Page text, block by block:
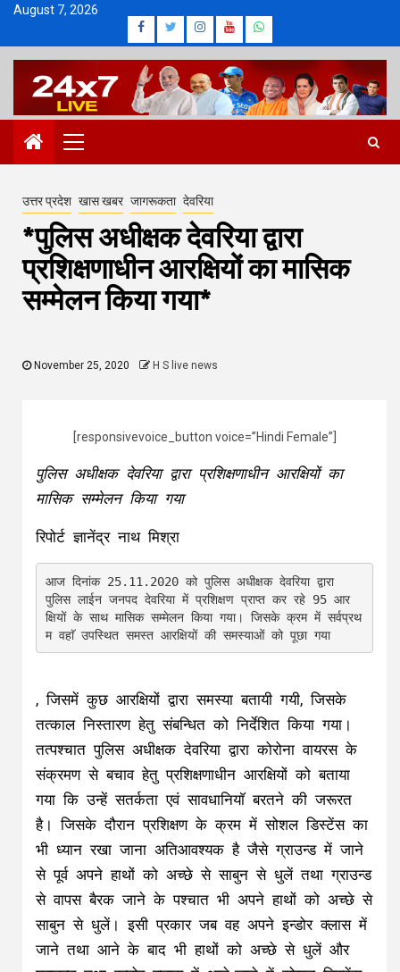
Skip
content
August 7, 2026
Facebook
Twitter
Instagram
Youtube
Whatsapp
Primary
Menu
उत्तर प्रदेश खास खबर जागरूकता देवरिया
*पुलिस अधीक्षक देवरिया द्वारा
प्रशिक्षणाधीन आरक्षियों का मासिक
सम्मेलन किया गया*
November 25, 2020 H S live news
[responsivevoice_button voice=”Hindi Female”]
पुलिस अधीक्षक देवरिया द्वारा प्रशिक्षणाधीन आरक्षियों का
मासिक सम्मेलन किया गया
रिपोर्ट ज्ञानेंद्र नाथ मिश्रा
आज दिनांक 25.11.2020 को पुलिस अधीक्षक देवरिया द्वारा
पुलिस लाईन जनपद देवरिया में प्रशिक्षण प्राप्त कर रहे 95 आर
क्षियों के साथ मासिक सम्मेलन किया गया। जिसके क्रम में सर्वप्रथ
म वहाॅ उपस्थित समस्त आरक्षियों की समस्याओं को पूछा गया
, जिसमें कुछ आरक्षियों द्वारा समस्या बतायी गयी, जिसके
तत्काल निस्तारण हेतु संबन्धित को निर्देशित किया गया।
तत्पश्चात पुलिस अधीक्षक देवरिया द्वारा कोरोना वायरस के
संक्रमण से बचाव हेतु प्रशिक्षणाधीन आरक्षियों को बताया
गया कि उन्हें सतर्कता एवं सावधानियाॅ बरतने की जरूरत
है। जिसके दौरान प्रशिक्षण के क्रम में सोशल डिस्टेंस का
भी ध्यान रखा जाना अतिआवश्यक है जैसे ग्राउन्ड में जाने
से पूर्व अपने हाथों को अच्छे से साबुन से धुलें तथा ग्राउन्ड
से वापस बैरक जाने के पश्चात भी अपने हाथों को अच्छे से
साबुन से धुलें। इसी प्रकार जब वह अपने इन्डोर क्लास में
जाने तथा आने के बाद भी हाथों को अच्छे से धुलें और